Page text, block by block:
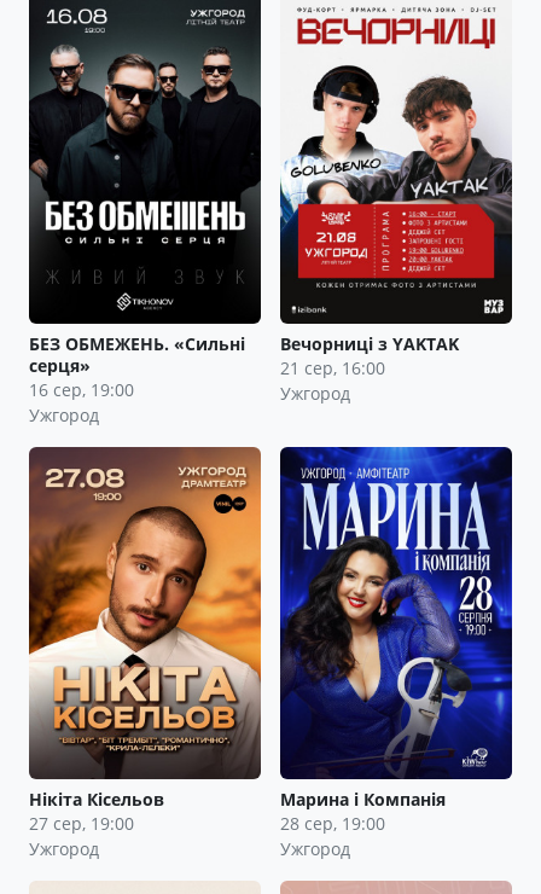
БЕЗ ОБМЕЖЕНЬ. «Сильні
серця»
16 сер, 19:00
Ужгород
Вечорниці з YAKTAK
21 сер, 16:00
Ужгород
Нікіта Кісельов
27 сер, 19:00
Ужгород
Марина і Компанія
28 сер, 19:00
Ужгород